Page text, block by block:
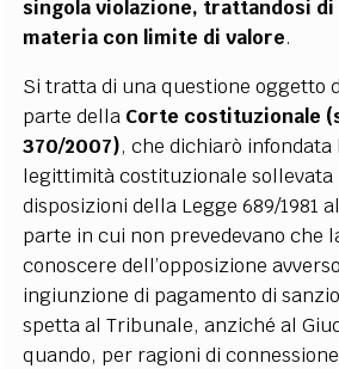
singola violazione, trattandosi
materia con limite di valore.
Si tratta di una questione oggetto
parte della Corte costituzionale
370/2007), che dichiarò infondata
legittimità costituzionale
disposizioni della Legge 689/1981
parte in cui non prevedevano che
conoscere dell’opposizione
ingiunzione di pagamento di
spetta al Tribunale, anziché al
quando, per ragioni di